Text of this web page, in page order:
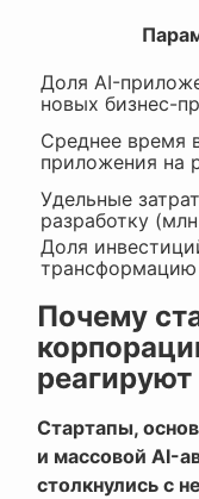
Доля AI-
новых бизнес-
Среднее время
приложения на
Удельные
разработку
Доля
трансформацию
Почему
Стартапы,
и массовой AI-
столкнулись с